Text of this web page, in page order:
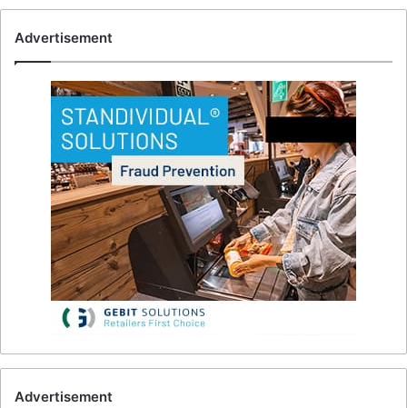
Advertisement
Advertisement